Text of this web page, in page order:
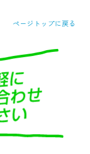
ページトップに戻る